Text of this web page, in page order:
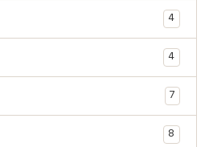
4
4
7
8